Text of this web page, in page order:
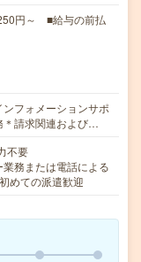
円～ ■給与の前払
フォメーションサポ
＊請求関連および…
不要
務または電話による
めての派遣歓迎